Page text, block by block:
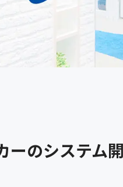
ーのシステム